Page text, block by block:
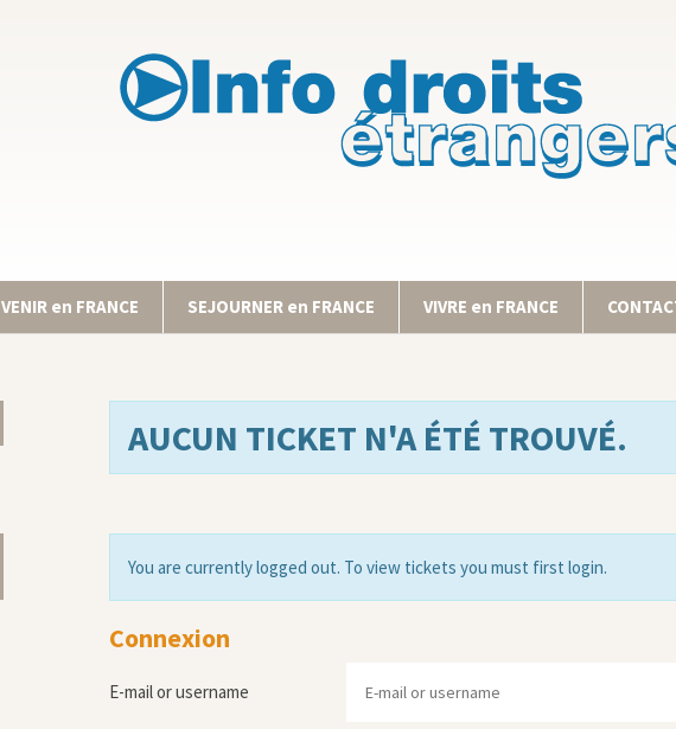
VENIR en FRANCE SEJOURNER en FRANCE VIVRE en FRANCE
AUCUN TICKET N'A ÉTÉ TROUVÉ.
You are currently logged out. To view tickets you must first login.
Connexion
E-mail or username